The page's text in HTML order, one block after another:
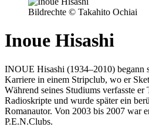
Bildrechte © Takahito Ochiai
Inoue Hisashi
INOUE Hisashi (1934–2010) begann
Karriere in einem Stripclub, wo er
Während seines Studiums verfasste er
Radioskripte und wurde später ein
Romanautor. Von 2003 bis 2007 war
P.E.N.Clubs.